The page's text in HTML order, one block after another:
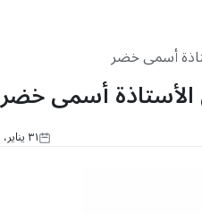
أسمى خضر
الأستاذة أسمى خضر
٣١ يناير، ٢٠٢٢